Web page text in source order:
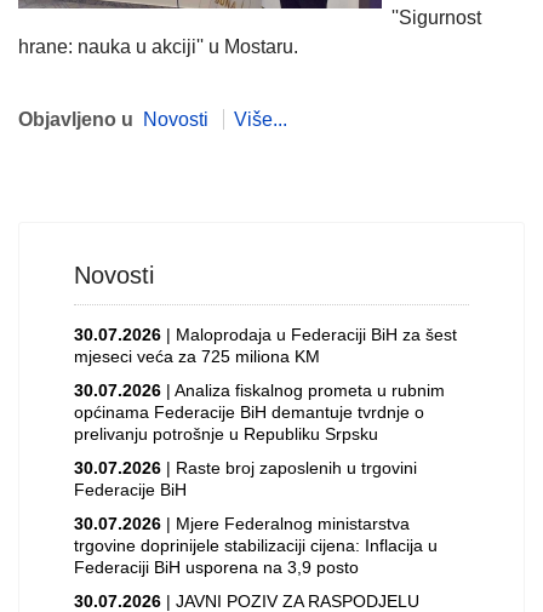
''Sigurnost
hrane: nauka u akciji'' u Mostaru.
Objavljeno u Novosti Više...
Novosti
30.07.2026 | Maloprodaja u Federaciji BiH za šest
mjeseci veća za 725 miliona KM
30.07.2026 | Analiza fiskalnog prometa u rubnim
općinama Federacije BiH demantuje tvrdnje o
prelivanju potrošnje u Republiku Srpsku
30.07.2026 | Raste broj zaposlenih u trgovini
Federacije BiH
30.07.2026 | Mjere Federalnog ministarstva
trgovine doprinijele stabilizaciji cijena: Inflacija u
Federaciji BiH usporena na 3,9 posto
30.07.2026 | JAVNI POZIV ZA RASPODJELU